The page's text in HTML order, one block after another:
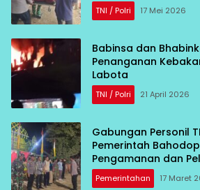
TNI / Polri 17 Mei 2026
Babinsa dan
Penanganan
Labota
TNI / Polri 21 April 2026
Gabungan Personil
Pemerintah
Pengamanan dan
Pemudik
Pemerintahan 17 Maret